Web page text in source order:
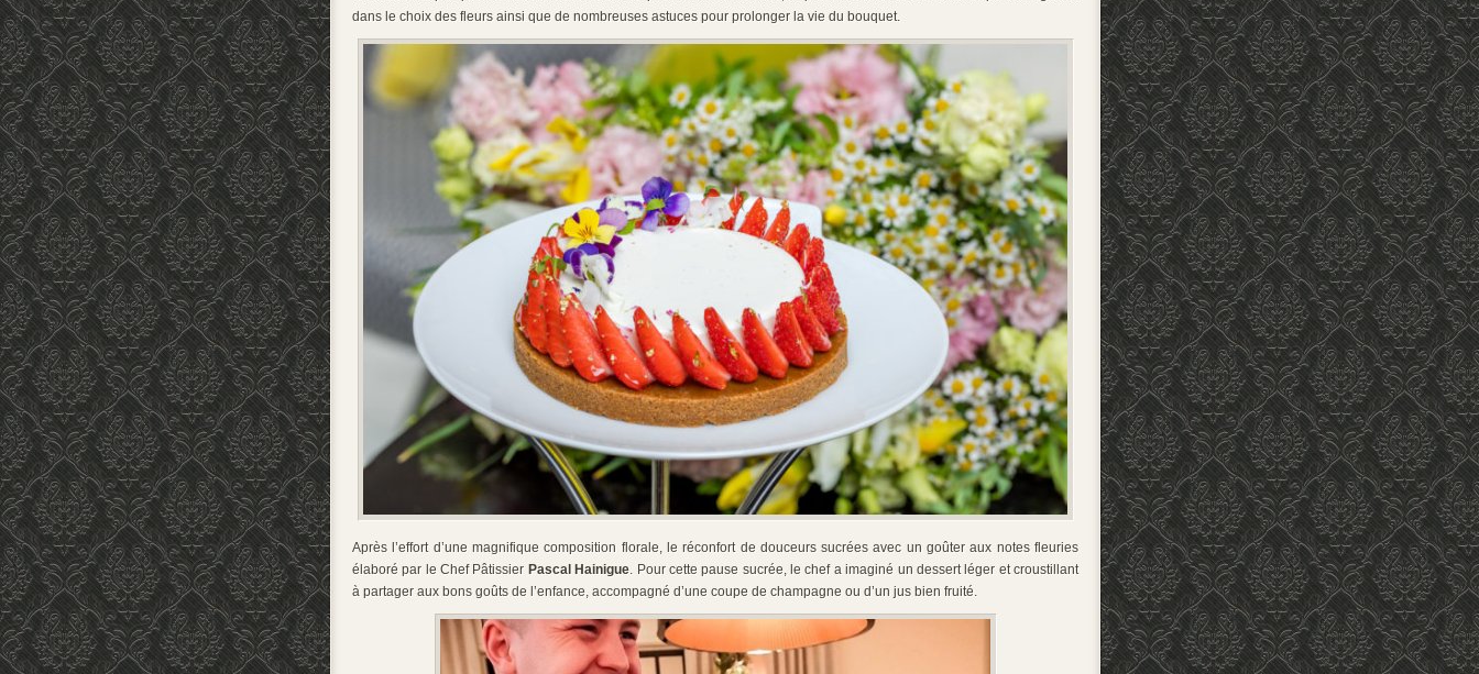
dans le choix des fleurs ainsi que de nombreuses astuces pour prolonger la vie du bouquet.
Après l’effort d’une magnifique composition florale, le réconfort de douceurs sucrées avec un goûter aux notes fleuries
élaboré par le Chef Pâtissier Pascal Hainigue. Pour cette pause sucrée, le chef a imaginé un dessert léger et croustillant
à partager aux bons goûts de l’enfance, accompagné d’une coupe de champagne ou d’un jus bien fruité.